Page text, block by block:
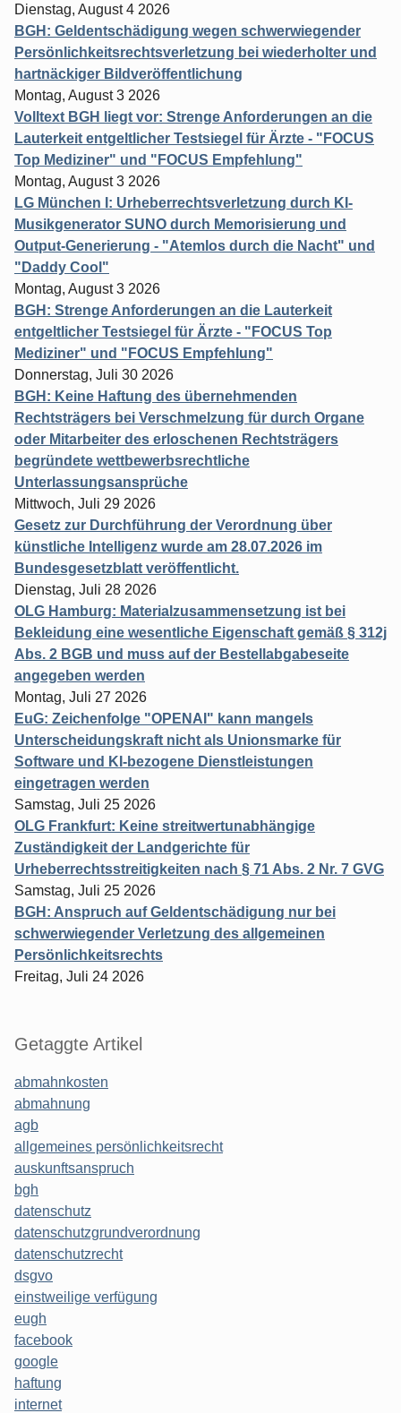
Dienstag, August 4 2026
BGH: Geldentschädigung wegen schwerwiegender
Persönlichkeitsrechtsverletzung bei wiederholter und
hartnäckiger Bildveröffentlichung
Montag, August 3 2026
Volltext BGH liegt vor: Strenge Anforderungen an die
Lauterkeit entgeltlicher Testsiegel für Ärzte - "FOCUS
Top Mediziner" und "FOCUS Empfehlung"
Montag, August 3 2026
LG München I: Urheberrechtsverletzung durch KI-
Musikgenerator SUNO durch Memorisierung und
Output-Generierung - "Atemlos durch die Nacht" und
"Daddy Cool"
Montag, August 3 2026
BGH: Strenge Anforderungen an die Lauterkeit
entgeltlicher Testsiegel für Ärzte - "FOCUS Top
Mediziner" und "FOCUS Empfehlung"
Donnerstag, Juli 30 2026
BGH: Keine Haftung des übernehmenden
Rechtsträgers bei Verschmelzung für durch Organe
oder Mitarbeiter des erloschenen Rechtsträgers
begründete wettbewerbsrechtliche
Unterlassungsansprüche
Mittwoch, Juli 29 2026
Gesetz zur Durchführung der Verordnung über
künstliche Intelligenz wurde am 28.07.2026 im
Bundesgesetzblatt veröffentlicht.
Dienstag, Juli 28 2026
OLG Hamburg: Materialzusammensetzung ist bei
Bekleidung eine wesentliche Eigenschaft gemäß § 312j
Abs. 2 BGB und muss auf der Bestellabgabeseite
angegeben werden
Montag, Juli 27 2026
EuG: Zeichenfolge "OPENAI" kann mangels
Unterscheidungskraft nicht als Unionsmarke für
Software und KI-bezogene Dienstleistungen
eingetragen werden
Samstag, Juli 25 2026
OLG Frankfurt: Keine streitwertunabhängige
Zuständigkeit der Landgerichte für
Urheberrechtsstreitigkeiten nach § 71 Abs. 2 Nr. 7 GVG
Samstag, Juli 25 2026
BGH: Anspruch auf Geldentschädigung nur bei
schwerwiegender Verletzung des allgemeinen
Persönlichkeitsrechts
Freitag, Juli 24 2026
Getaggte Artikel
abmahnkosten
abmahnung
agb
allgemeines persönlichkeitsrecht
auskunftsanspruch
bgh
datenschutz
datenschutzgrundverordnung
datenschutzrecht
dsgvo
einstweilige verfügung
eugh
facebook
google
haftung
internet